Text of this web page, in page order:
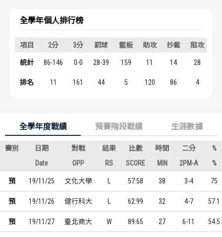
全學年個人排行榜
項目 2分 3分 罰球 籃板 助攻 抄截 阻攻
統計 86-146 0-0 28-39 159 11 14 28
排名 11 161 44 5 120 86 4
全學年度戰績 預賽階段戰績 生涯數據
賽別 日期 對戰 結果 比數 時間 二分
%
Date
OPP RS SCORE MIN 2PM-A %
預 19/11/25 文化大學 57:58 38 3-4 75
預 19/11/26 健行科大 62:99 32 4-7 57.1
預 19/11/27 臺北商大 W 89:65 27 6-11 54.5